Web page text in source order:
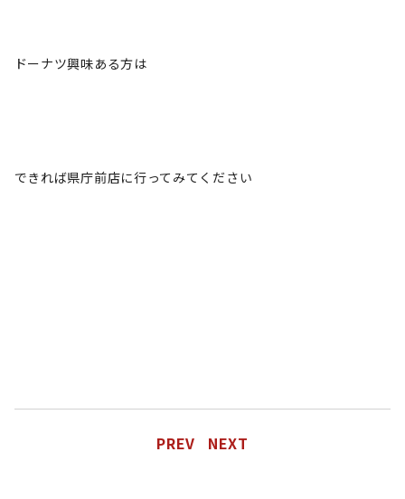
ドーナツ興味ある方は
できれば県庁前店に行ってみてください
PREV NEXT